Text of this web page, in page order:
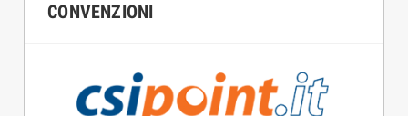
CONVENZIONI